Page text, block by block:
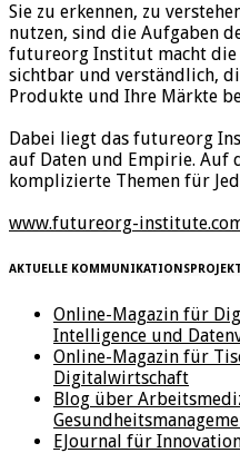
Sie zu erkennen, zu
nutzen, sind die Aufgaben
futureorg Institut macht die
sichtbar und verständlich,
Produkte und Ihre Märkte
Dabei liegt das futureorg
auf Daten und Empirie. Auf
komplizierte Themen für
www.futureorg-
AKTUELLE
Online-Magazin für
Intelligence und
Online-Magazin für
Digitalwirtschaft
Blog über
EJournal für